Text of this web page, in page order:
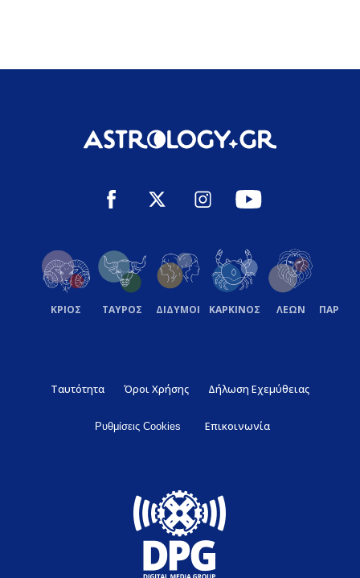
ΚΡΙΟΣ ΤΑΥΡΟΣ ΔΙΔΥΜΟΙ ΚΑΡΚΙΝΟΣ ΛΕΩΝ
Ταυτότητα Όροι Χρήσης Δήλωση Εχεμύθειας
Ρυθμίσεις Cookies Επικοινωνία